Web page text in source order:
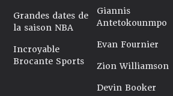
Grandes dates de
la saison NBA
Incroyable
Brocante Sports
Giannis
Antetokounmpo
Evan Fournier
Zion Williamson
Devin Booker